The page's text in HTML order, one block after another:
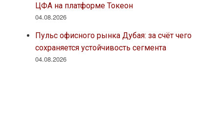
ЦФА на платформе Токеон
04.08.2026
Пульс офисного рынка Дубая: за счёт чего
сохраняется устойчивость сегмента
04.08.2026